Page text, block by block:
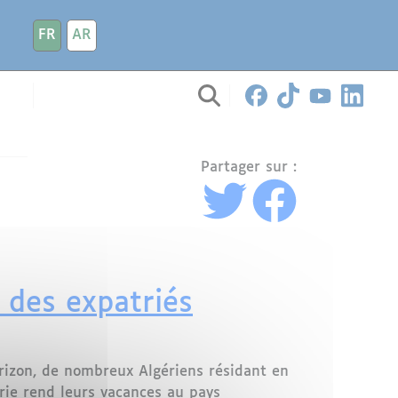
FR
AR
Partager sur :
expatriés
de nombreux Algériens résidant en
rend leurs vacances au pays